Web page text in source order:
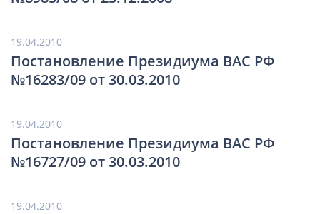
19.04.2010
Постановление Президиума ВАС РФ
№16283/09 от 30.03.2010
19.04.2010
Постановление Президиума ВАС РФ
№16727/09 от 30.03.2010
19.04.2010